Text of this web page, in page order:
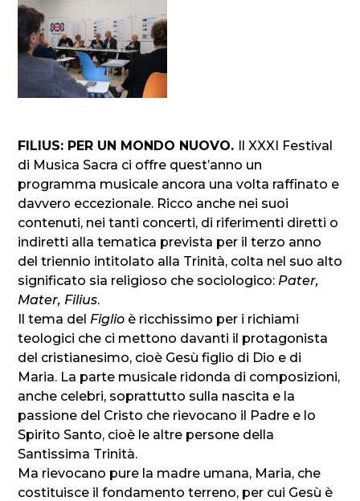
FILIUS: PER UN MONDO NUOVO. Il XXXI Festival
di Musica Sacra ci offre quest’anno un
programma musicale ancora una volta raffinato e
davvero eccezionale. Ricco anche nei suoi
contenuti, nei tanti concerti, di riferimenti diretti o
indiretti alla tematica prevista per il terzo anno
del triennio intitolato alla Trinità, colta nel suo alto
significato sia religioso che sociologico: Pater,
Mater, Filius.
Il tema del Figlio è ricchissimo per i richiami
teologici che ci mettono davanti il protagonista
del cristianesimo, cioè Gesù figlio di Dio e di
Maria. La parte musicale ridonda di composizioni,
anche celebri, soprattutto sulla nascita e la
passione del Cristo che rievocano il Padre e lo
Spirito Santo, cioè le altre persone della
Santissima Trinità.
Ma rievocano pure la madre umana, Maria, che
costituisce il fondamento terreno, per cui Gesù è